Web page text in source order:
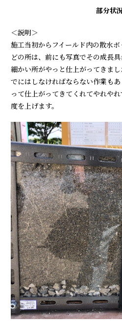
部分状
＜説明＞
施工当初からフイールド内の散水
どの所は、前にも写真でその成長具
細かい所がやっと仕上がってきま
でにはしなければならない作業も
って仕上がってきてくれてやれや
度を上げます。